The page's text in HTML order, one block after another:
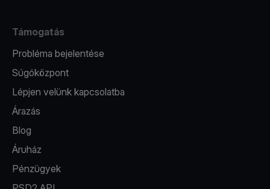
Támogatás
Probléma bejelentése
Súgóközpont
Lépjen velünk kapcsolatba
Árazás
Blog
Áruház
Pénzügyek